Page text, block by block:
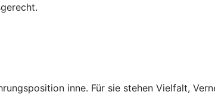
inne. Für sie stehen Vielfalt,